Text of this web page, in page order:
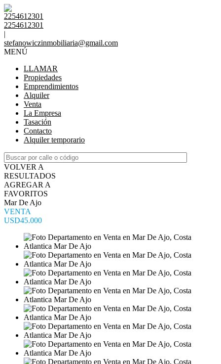
2254612301
2254612301
|
stefanowiczinmobiliaria@gmail.com
MENÚ
LLAMAR
Propiedades
Emprendimientos
Alquiler
Venta
La Empresa
Tasación
Contacto
Alquiler temporario
VOLVER A
RESULTADOS
AGREGAR A
FAVORITOS
Mar De Ajo
VENTA
USD45.000